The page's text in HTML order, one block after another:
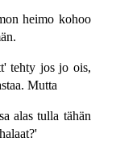
heimo kohoo
tehty jos jo ois,
Mutta
alas tulla tähän